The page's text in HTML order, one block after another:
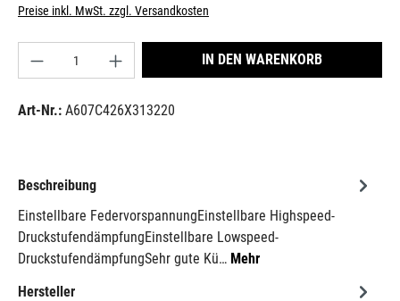
Preise inkl. MwSt. zzgl. Versandkosten
Produkt Anzahl: Gib den gewünschten Wert
IN DEN WARENKORB
Art-Nr.: A607C426X313220
Beschreibung
Einstellbare FedervorspannungEinstellbare Highspeed-
DruckstufendämpfungEinstellbare Lowspeed-
DruckstufendämpfungSehr gute Kü… Mehr
Hersteller